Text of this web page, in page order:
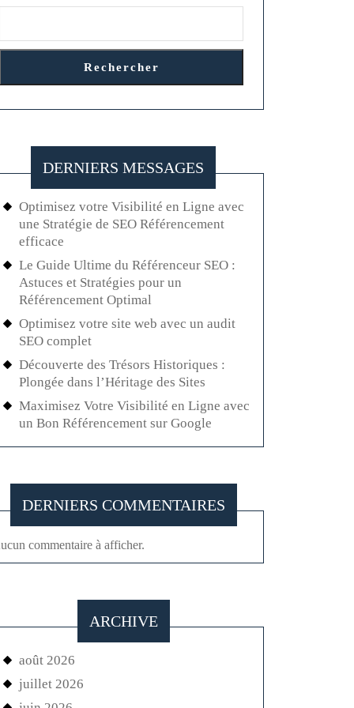
Rechercher
DERNIERS MESSAGES
Optimisez votre Visibilité en Ligne avec
une Stratégie de SEO Référencement
efficace
Le Guide Ultime du Référenceur SEO :
Astuces et Stratégies pour un
Référencement Optimal
Optimisez votre site web avec un audit
SEO complet
Découverte des Trésors Historiques :
Plongée dans l’Héritage des Sites
Maximisez Votre Visibilité en Ligne avec
un Bon Référencement sur Google
DERNIERS COMMENTAIRES
commentaire à afficher.
ARCHIVE
août 2026
juillet 2026